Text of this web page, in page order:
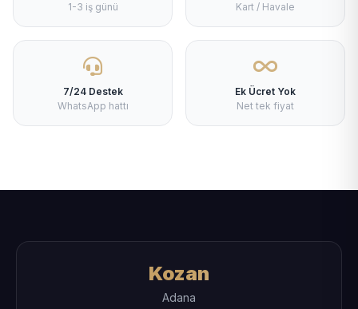
1-3 iş günü
Kart / Havale
7/24 Destek
WhatsApp hattı
Ek Ücret Yok
Net tek fiyat
Kozan
Adana